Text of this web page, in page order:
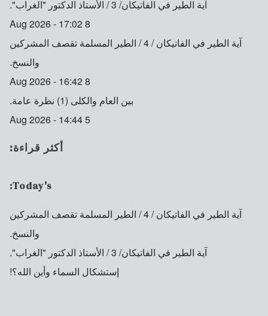
آية الطير في الفاتيكان/ 3 / الأستاذ الدكتور "الغراب".
8 Aug 2026 - 17:02
آية الطير في الفاتيكان / 4 / الطير المسلمة تقصف المشركين
والنسخ.
8 Aug 2026 - 16:42
بين العام والكلى (1) نظرة عامة.
5 Aug 2026 - 14:44
أكثر قراءة:
Today's:
آية الطير في الفاتيكان / 4 / الطير المسلمة تقصف المشركين
والنسخ.
آية الطير في الفاتيكان/ 3 / الأستاذ الدكتور "الغراب".
إستشكال السماء وأين الله؟!